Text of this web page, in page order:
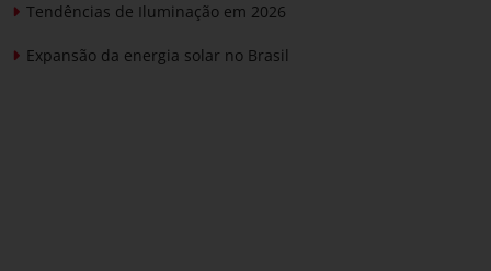
Tendências de Iluminação em 2026
Expansão da energia solar no Brasil